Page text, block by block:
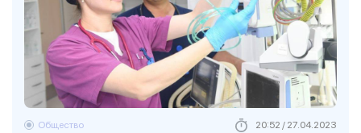
Общество 20:52 / 27.04.2023